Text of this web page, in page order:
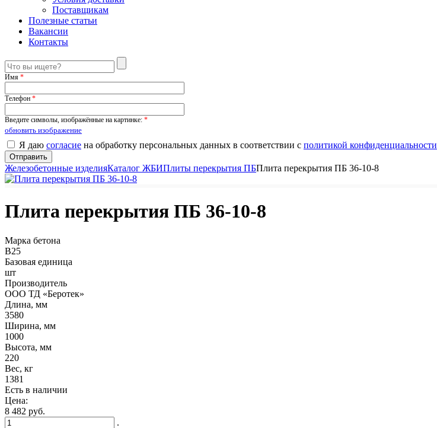
Поставщикам
Полезные статьи
Вакансии
Контакты
Имя *
Телефон *
Введите символы, изображённые на картинке: *
обновить изображение
Я даю согласие на обработку персональных данных в соответствии с политикой конфиденциальности
Железобетонные изделияКаталог ЖБИПлиты перекрытия ПБПлита перекрытия ПБ 36-10-8
Плита перекрытия ПБ 36-10-8
Марка бетона
B25
Базовая единица
шт
Производитель
ООО ТД «Беротек»
Длина, мм
3580
Ширина, мм
1000
Высота, мм
220
Вес, кг
1381
Есть в наличии
Цена:
8 482 руб.
.